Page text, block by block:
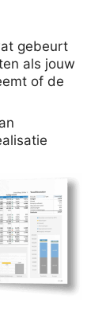
gebeurt
als jouw
of de